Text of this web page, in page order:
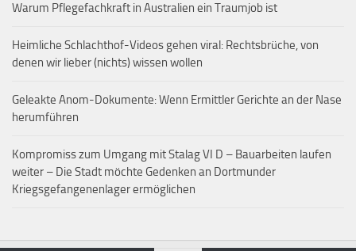
Warum Pflegefachkraft in Australien ein Traumjob ist
Heimliche Schlachthof-Videos gehen viral: Rechtsbrüche, von
denen wir lieber (nichts) wissen wollen
Geleakte Anom-Dokumente: Wenn Ermittler Gerichte an der Nase
herumführen
Kompromiss zum Umgang mit Stalag VI D – Bauarbeiten laufen
weiter – Die Stadt möchte Gedenken an Dortmunder
Kriegsgefangenenlager ermöglichen